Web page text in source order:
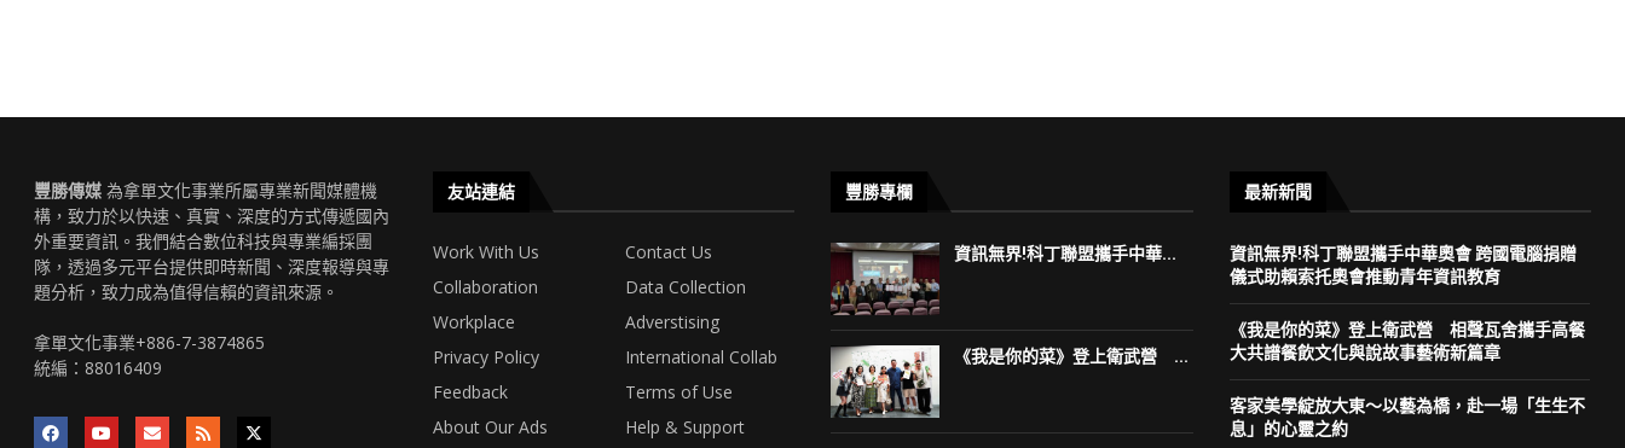
豐勝傳媒 為拿單文化事業所屬專業新聞媒體機
構，致力於以快速、真實、深度的方式傳遞國內
外重要資訊。我們結合數位科技與專業編採團
隊，透過多元平台提供即時新聞、深度報導與專
題分析，致力成為值得信賴的資訊來源。
拿單文化事業+886-7-3874865
統編：88016409
友站連結
Work With Us
Contact Us
Collaboration
Data Collection
Workplace
Adverstising
Privacy Policy
International Collab
Feedback
Terms of Use
About Our Ads
Help & Support
豐勝專欄
資訊無界!科丁聯盟攜手中華...
《我是你的菜》登上衛武營 ...
最新新聞
資訊無界!科丁聯盟攜手中華奧會 跨國電腦捐贈
儀式助賴索托奧會推動青年資訊教育
《我是你的菜》登上衛武營 相聲瓦舍攜手高餐
大共譜餐飲文化與說故事藝術新篇章
客家美學綻放大東～以藝為橋，赴一場「生生不
息」的心靈之約